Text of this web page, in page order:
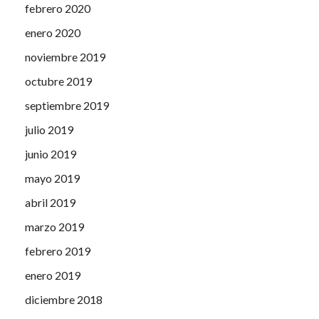
febrero 2020
enero 2020
noviembre 2019
octubre 2019
septiembre 2019
julio 2019
junio 2019
mayo 2019
abril 2019
marzo 2019
febrero 2019
enero 2019
diciembre 2018